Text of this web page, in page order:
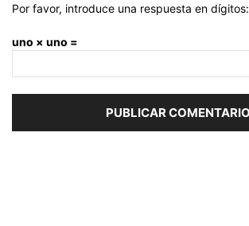
Por favor, introduce una respuesta en dígitos:
uno × uno =